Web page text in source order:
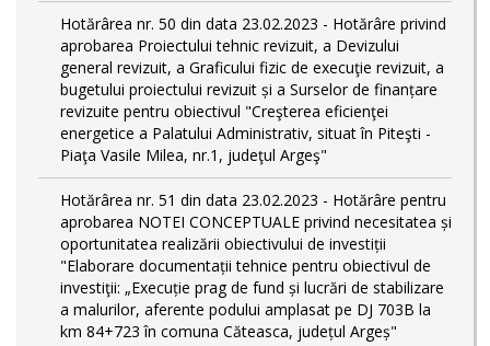
Hotărârea nr. 50 din data 23.02.2023 - Hotărâre privind
aprobarea Proiectului tehnic revizuit, a Devizului
general revizuit, a Graficului fizic de execuţie revizuit, a
bugetului proiectului revizuit și a Surselor de finanțare
revizuite pentru obiectivul "Creşterea eficienţei
energetice a Palatului Administrativ, situat în Piteşti -
Piaţa Vasile Milea, nr.1, judeţul Argeş"
Hotărârea nr. 51 din data 23.02.2023 - Hotărâre pentru
aprobarea NOTEI CONCEPTUALE privind necesitatea și
oportunitatea realizării obiectivului de investiții
"Elaborare documentații tehnice pentru obiectivul de
investiţii: „Execuție prag de fund și lucrări de stabilizare
a malurilor, aferente podului amplasat pe DJ 703B la
km 84+723 în comuna Căteasca, județul Argeș"